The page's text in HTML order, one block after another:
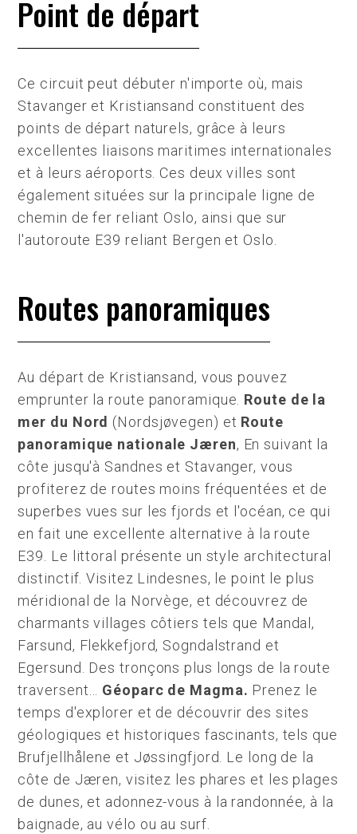
Point de départ
Ce circuit peut débuter n'importe où, mais
Stavanger et Kristiansand constituent des
points de départ naturels, grâce à leurs
excellentes liaisons maritimes internationales
et à leurs aéroports. Ces deux villes sont
également situées sur la principale ligne de
chemin de fer reliant Oslo, ainsi que sur
l'autoroute E39 reliant Bergen et Oslo.
Routes panoramiques
Au départ de Kristiansand, vous pouvez
emprunter la route panoramique. Route de la
mer du Nord (Nordsjøvegen) et Route
panoramique nationale Jæren, En suivant la
côte jusqu'à Sandnes et Stavanger, vous
profiterez de routes moins fréquentées et de
superbes vues sur les fjords et l'océan, ce qui
en fait une excellente alternative à la route
E39. Le littoral présente un style architectural
distinctif. Visitez Lindesnes, le point le plus
méridional de la Norvège, et découvrez de
charmants villages côtiers tels que Mandal,
Farsund, Flekkefjord, Sogndalstrand et
Egersund. Des tronçons plus longs de la route
traversent… Géoparc de Magma. Prenez le
temps d'explorer et de découvrir des sites
géologiques et historiques fascinants, tels que
Brufjellhålene et Jøssingfjord. Le long de la
côte de Jæren, visitez les phares et les plages
de dunes, et adonnez-vous à la randonnée, à la
baignade, au vélo ou au surf.